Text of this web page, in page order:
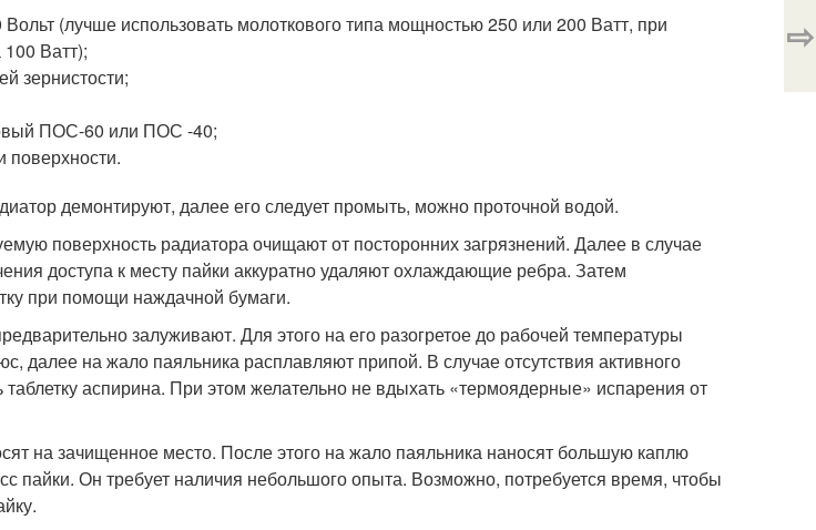
(лучше использовать молоткового типа мощностью 250 или 200 Ватт, при
Ватт);
зернистости;
ПОС-60 или ПОС -40;
поверхности.
демонтируют, далее его следует промыть, можно проточной водой.
поверхность радиатора очищают от посторонних загрязнений. Далее в случае
доступа к месту пайки аккуратно удаляют охлаждающие ребра. Затем
при помощи наждачной бумаги.
залуживают. Для этого на его разогретое до рабочей температуры
далее на жало паяльника расплавляют припой. В случае отсутствия активного
аспирина. При этом желательно не вдыхать «термоядерные» испарения от
на зачищенное место. После этого на жало паяльника наносят большую каплю
пайки. Он требует наличия небольшого опыта. Возможно, потребуется время, чтобы
⇨